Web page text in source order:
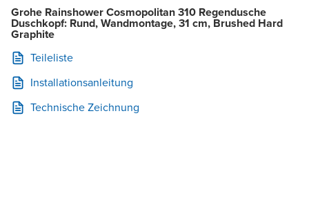
Grohe Rainshower Cosmopolitan 310 Regendusche
Duschkopf: Rund, Wandmontage, 31 cm, Brushed Hard
Graphite
Teileliste
Installationsanleitung
Technische Zeichnung